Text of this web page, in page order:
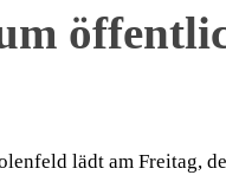
lädt am Freitag,